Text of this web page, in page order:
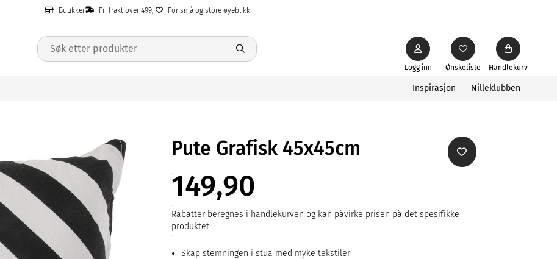
Butikker Fri frakt over 499,- For små og store øyeblikk
Ønskeliste
Logg inn Handlekurv
Inspirasjon Nilleklubben
Pute Grafisk 45x45cm
149,90
Rabatter beregnes i handlekurven og kan påvirke prisen på det spesifikke
produktet.
Skap stemningen i stua med myke tekstiler